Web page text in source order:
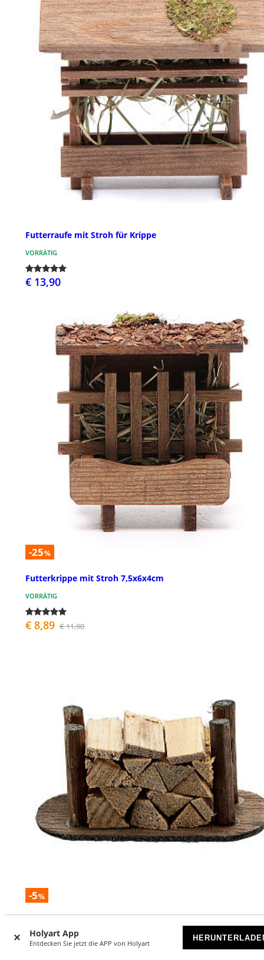
Holyart App
Entdecken Sie jetzt die APP von Holyart
Futterraufe mit Stroh für Krippe
VORRÄTIG
€ 13,90
-25%
Futterkrippe mit Stroh 7,5x6x4cm
VORRÄTIG
€ 8,89 € 11,90
-5%
VORRÄTIG